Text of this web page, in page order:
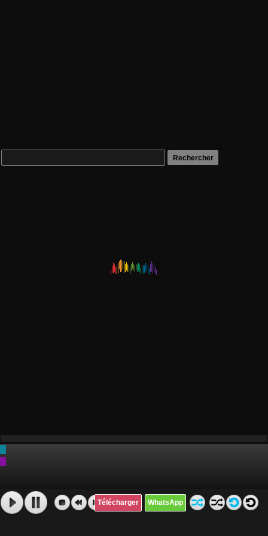
Télécharger WhatsApp